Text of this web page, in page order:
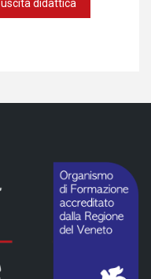
uscita didattica